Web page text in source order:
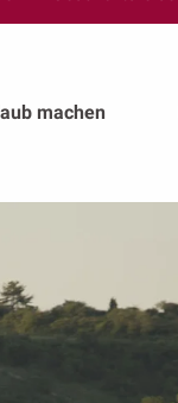
machen